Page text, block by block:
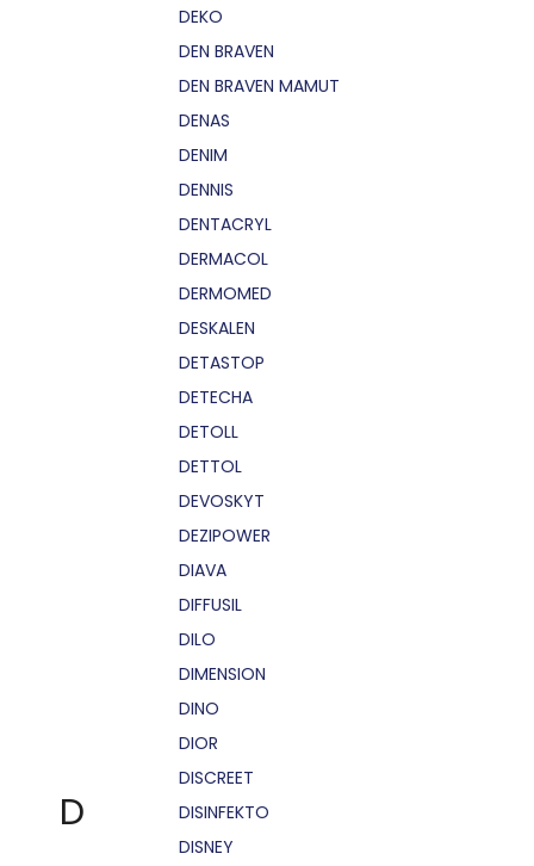
D
DEKO
DEN BRAVEN
DEN BRAVEN MAMUT
DENAS
DENIM
DENNIS
DENTACRYL
DERMACOL
DERMOMED
DESKALEN
DETASTOP
DETECHA
DETOLL
DETTOL
DEVOSKYT
DEZIPOWER
DIAVA
DIFFUSIL
DILO
DIMENSION
DINO
DIOR
DISCREET
DISINFEKTO
DISNEY